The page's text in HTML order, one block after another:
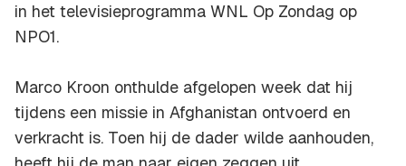
in het televisieprogramma WNL Op Zondag op
NPO1.
Marco Kroon onthulde afgelopen week dat hij
tijdens een missie in Afghanistan ontvoerd en
verkracht is. Toen hij de dader wilde aanhouden,